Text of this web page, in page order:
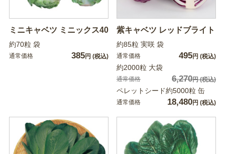
ミニキャベツ ミニックス40
約70粒 袋
通常価格 385円 (税込)
紫キャベツ レッドブライト
約85粒 実咲 袋
通常価格 495円 (税込)
約2000粒 大袋
通常価格 6,270円(税込)
ペレットシード約5000粒 缶
通常価格 18,480円 (税込)